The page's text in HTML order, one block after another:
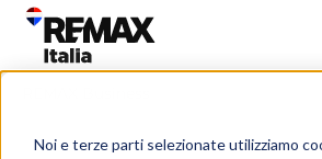
Noi e terze parti selezionate utilizziamo